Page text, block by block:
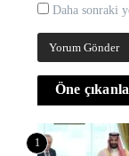
Daha sonraki
Öne
1